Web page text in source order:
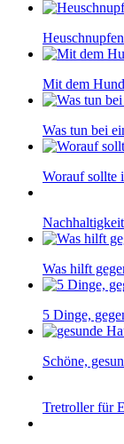
Mit dem
Was tun bei
Worauf sollte
Was hilft
5 Dinge,
Schöne,
Tretroller für